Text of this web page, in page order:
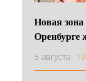
Новая
Оренбурге
5 августа